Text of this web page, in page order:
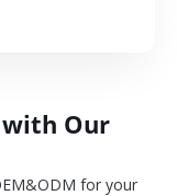
with Our
for your